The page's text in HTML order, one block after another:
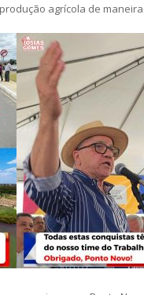
agrícola de